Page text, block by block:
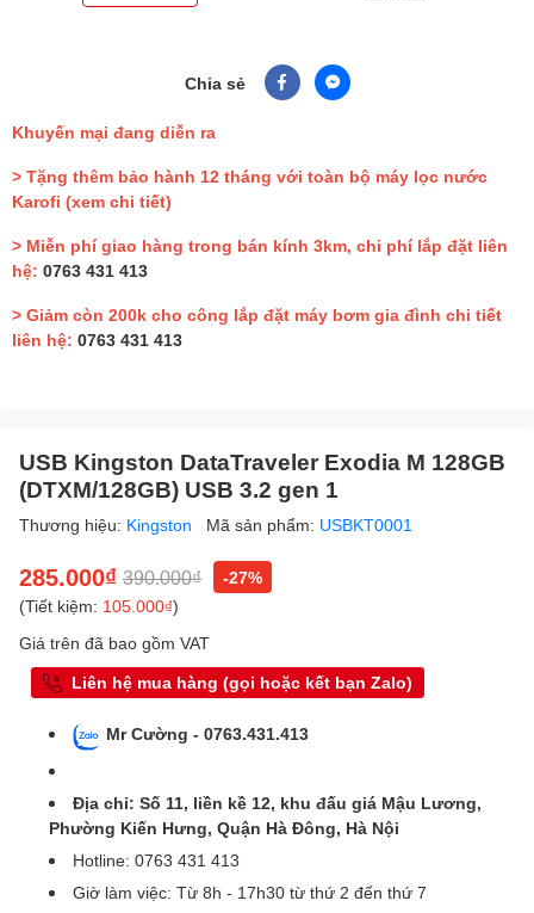
Chia sẻ
Khuyến mại đang diễn ra
> Tặng thêm bảo hành 12 tháng với toàn bộ máy lọc nước
Karofi (xem chi tiết)
> Miễn phí giao hàng trong bán kính 3km, chi phí lắp đặt liên
hệ: 0763 431 413
> Giảm còn 200k cho công lắp đặt máy bơm gia đình chi tiết
liên hệ: 0763 431 413
USB Kingston DataTraveler Exodia M 128GB
(DTXM/128GB) USB 3.2 gen 1
Thương hiệu: Kingston Mã sản phẩm: USBKT0001
285.000₫ 390.000₫
-27%
(Tiết kiệm: 105.000₫)
Giá trên đã bao gồm VAT
Liên hệ mua hàng (gọi hoặc kết bạn Zalo)
Mr Cường - 0763.431.413
Địa chỉ: Số 11, liền kề 12, khu đấu giá Mậu Lương,
Phường Kiến Hưng, Quận Hà Đông, Hà Nội
Hotline: 0763 431 413
Giờ làm việc: Từ 8h - 17h30 từ thứ 2 đến thứ 7